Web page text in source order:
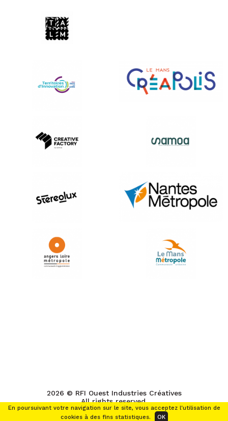
2026 © RFI Ouest Industries Créatives
All rights reserved.
En poursuivant votre navigation sur le site, vous acceptez l'utilisation de
cookies à des fins statistiques.
OK